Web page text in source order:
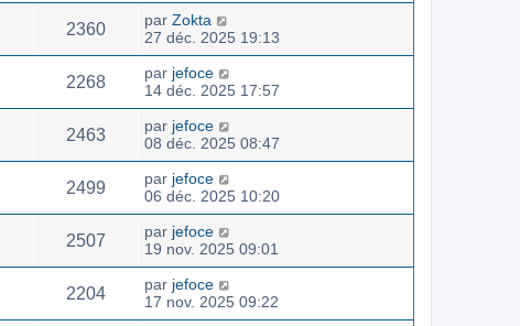
2360 par Zokta
27 déc. 2025 19:13
2268 par jefoce
14 déc. 2025 17:57
2463 par jefoce
08 déc. 2025 08:47
2499 par jefoce
06 déc. 2025 10:20
2507 par jefoce
19 nov. 2025 09:01
2204 par jefoce
17 nov. 2025 09:22